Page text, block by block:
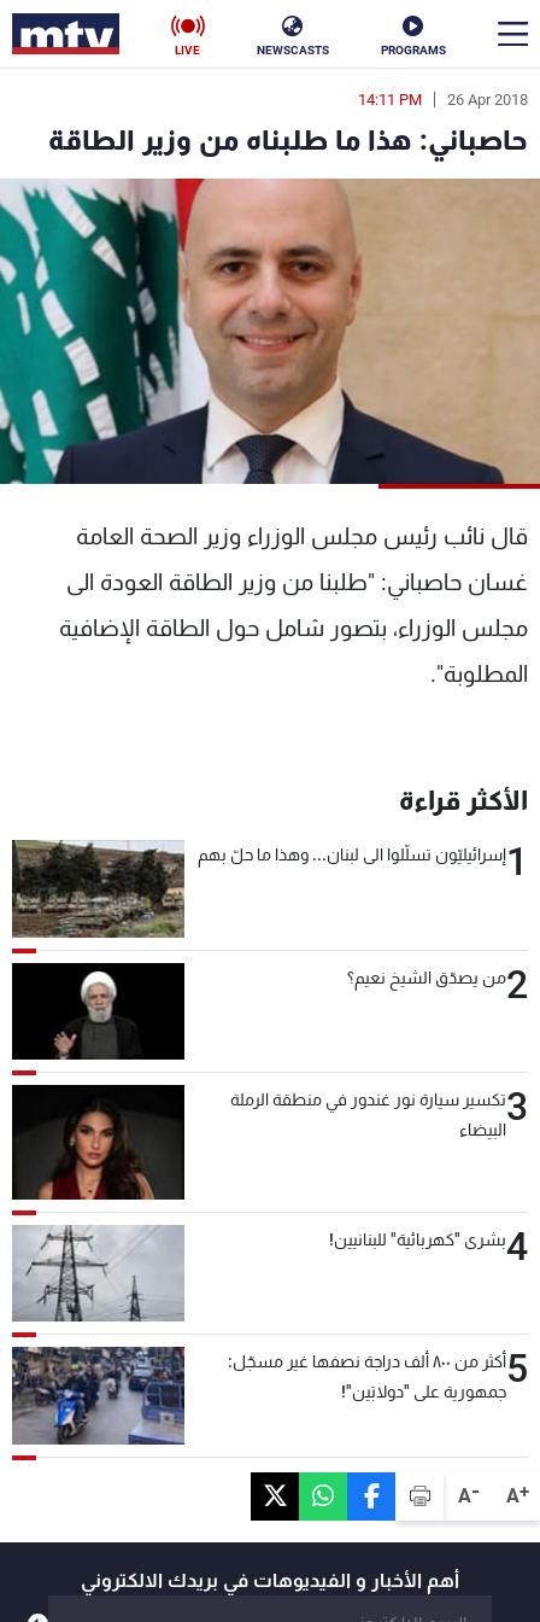
PROGRAMS
NEWSCASTS
LIVE
A+
A-
26 Apr 2018
14:11 PM
حاصباني: هذا ما طلبناه من وزير الطاقة
قال نائب رئيس مجلس الوزراء وزير الصحة العامة
غسان حاصباني: "طلبنا من وزير الطاقة العودة الى
مجلس الوزراء، بتصور شامل حول الطاقة الإضافية
المطلوبة".
الأكثر قراءة
1إسرائيليّون تسلّلوا الى لبنان... وهذا ما حلّ بهم
2من يصدّق الشيخ نعيم؟
3تكسير سيارة نور غندور في منطقة الرملة
البيضاء
4بشرى "كهربائية" للبنانيين!
5
أكثر من ٨٠٠ ألف دراجة نصفها غير مسجّل:
جمهورية على "دولابَين"!
أهم الأخبار و الفيديوهات في بريدك الالكتروني
en
الأخبار
إقتصاد فن
رياضة
جدول البرامج
شاهد البرامج
الترددات
عن MTV